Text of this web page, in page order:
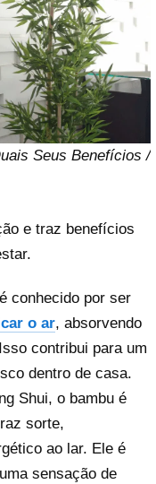
Seus Benefícios /
e traz benefícios
conhecido por ser
o ar, absorvendo
contribui para um
dentro de casa.
Shui, o bambu é
sorte,
ao lar. Ele é
sensação de